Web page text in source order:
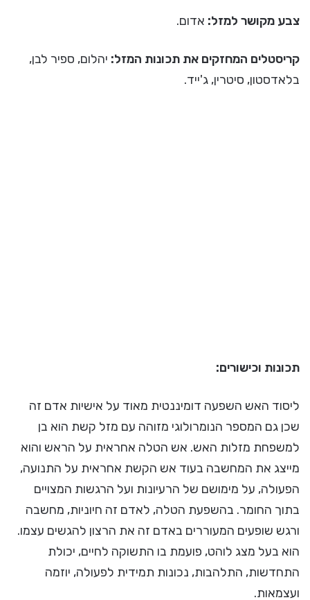
צבע מקושר למזל: אדום.
קריסטלים המחזקים את תכונות המזל: יהלום, ספיר לבן,
בלאדסטון, סיטרין, ג'ייד.
תכונות וכישורים:
ליסוד האש השפעה דומיננטית מאוד על אישיות אדם זה
שכן גם המספר הנומרולוגי מזוהה עם מזל קשת הוא בן
למשפחת מזלות האש. אש הטלה אחראית על הראש והוא
מייצג את המחשבה בעוד אש הקשת אחראית על התנועה,
הפעולה, על מימושם של הרעיונות ועל הרגשות המצויים
בתוך החומר. בהשפעת הטלה, לאדם זה חיוניות, מחשבה
ורגש שופעים המעוררים באדם זה את הרצון להגשים עצמו.
הוא בעל מצג לוהט, פועמת בו התשוקה לחיים, יכולת
התחדשות, התלהבות, נכונות תמידית לפעולה, יוזמה
ועצמאות.